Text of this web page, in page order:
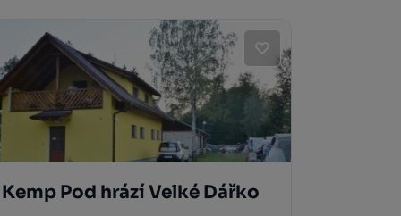
Kemp Pod hrází Velké Dářko